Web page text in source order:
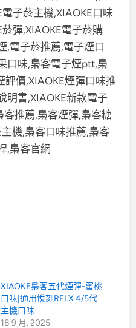
XIAOKE梟客五代煙彈-蜜桃
口味|通用悅刻RELX 4/5代
主機口味
18 9 月, 2025